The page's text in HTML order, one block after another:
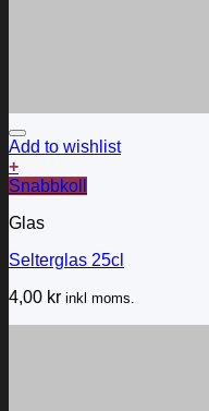
Add to wishlist
+
Snabbkoll
Glas
Selterglas 25cl
4,00 kr inkl moms.